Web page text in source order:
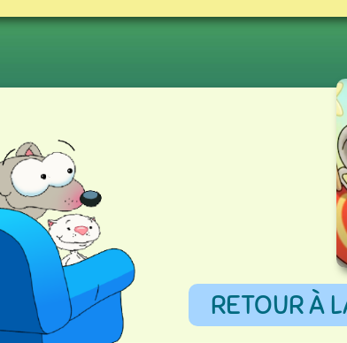
RETOUR À